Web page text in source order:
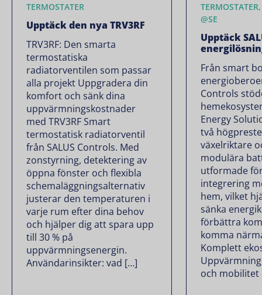
TERMOSTATER
Upptäck den nya TRV3RF
TRV3RF: Den smarta
termostatiska
radiatorventilen som passar
alla projekt Uppgradera din
komfort och sänk dina
uppvärmningskostnader
med TRV3RF Smart
termostatisk radiatorventil
från SALUS Controls. Med
zonstyrning, detektering av
öppna fönster och flexibla
schemaläggningsalternativ
justerar den temperaturen i
varje rum efter dina behov
och hjälper dig att spara upp
till 30 % på
uppvärmningsenergin.
Användarinsikter: vad […]
@SE
Upptäck
Från smart
Controls
Energy
två
växelriktare
modulära
utformade
integrering
hem, vilket
sänka
förbättra
komma
Komplett
och mobilitet